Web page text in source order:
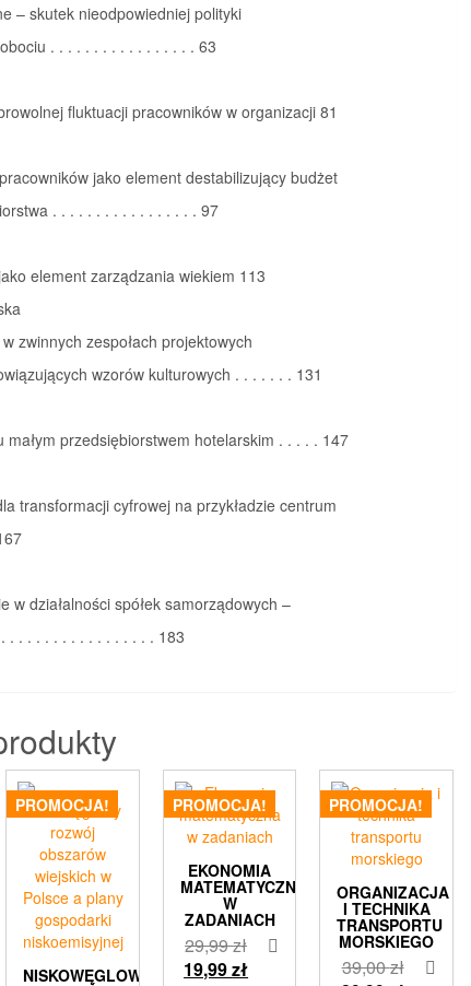
– skutek nieodpowiedniej polityki
. . . . . . . . . . . . . . . . . 63
fluktuacji pracowników w organizacji 81
jako element destabilizujący budżet
. . . . . . . . . . . . . . . . . 97
element zarządzania wiekiem 113
zwinnych zespołach projektowych
wzorów kulturowych . . . . . . . 131
małym przedsiębiorstwem hotelarskim . . . . . 147
transformacji cyfrowej na przykładzie centrum
w działalności spółek samorządowych –
. . . . . . . . . . . . . . . . . 183
PROMOCJA!
NISKOWĘGLOWY
PROMOCJA!
EKONOMIA
MATEMATYCZNA
W
ZADANIACH
29,99złPierwotna
cena
19,99złAktualna
PROMOCJA!
ORGANIZACJA
I TECHNIKA
TRANSPORTU
MORSKIEGO
39,00złPierwotna